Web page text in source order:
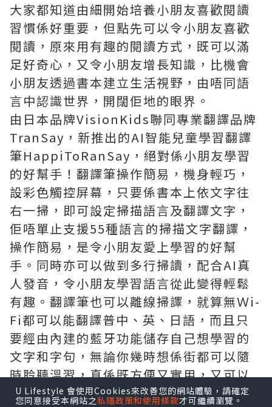
大家都知道由細開始培養小朋友喜歡閱讀
習慣係好重要，但點先可以令小朋友喜歡
閱讀，原來用有趣的閱讀方式，既可以滿
足好奇心，又令小朋友增長知識，比機會
小朋友透過書本建立生活視野，由唔同語
言中認識世界，開闊佢地的眼界。
由日本品牌VisionKids聯同專業翻譯品牌
TranSay，新推出的AI智能兒童學習翻譯
筆HappiToRanSay，絕對係小朋友學習
的好幫手！翻譯筆操作簡易，機身輕巧，
設彩色觸控屏幕，只要係書本上依文字往
右一掃，即可設定掃描語言及翻譯文字，
佢唔單止支援55種語言的掃描文字翻譯，
操作簡易，是令小朋友愛上學習的好幫
手。同時亦可以做到多行掃讀，配合AI真
人發音，令小朋友學習語言從此變得輕鬆
有趣。翻譯筆也可以離線掃譯，就算無Ｗi-
Fi都可以能翻譯普中、英、日語，而且只
要經由內建的藍牙功能儲存自己想學習的
文字和字句，無論你幾時想係街都可以隨
時聆聽溫習，真係既方便又實用，又可以
比小朋友在家都能輕鬆接觸唔同的語言 。
U Lifestyle 會使用Cookies來改善您的網站體驗，請確定
您同意接受本網站之私隱政策和使用條款才可繼續瀏覽。